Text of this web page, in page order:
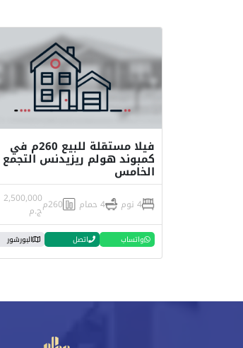
فيلا مستقلة للبيع 260م في
كمبوند هولم ريزيدنس التجمع
الخامس
4 نوم 4 حمام 260م 2,500,000
ج.م
واتساب اتصل البورشور